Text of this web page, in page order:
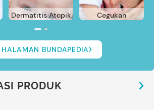
Dermatitis Atopik Cegukan
HALAMAN BUNDAPEDIA
PRODUK